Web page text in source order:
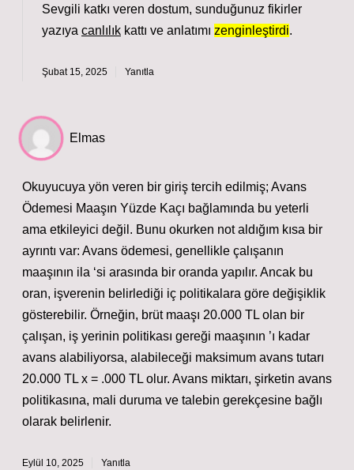
Sevgili katkı veren dostum, sunduğunuz fikirler
yazıya canlılık kattı ve anlatımı zenginleştirdi.
Şubat 15, 2025 Yanıtla
Elmas
Okuyucuya yön veren bir giriş tercih edilmiş; Avans
Ödemesi Maaşın Yüzde Kaçı bağlamında bu yeterli
ama etkileyici değil. Bunu okurken not aldığım kısa bir
ayrıntı var: Avans ödemesi, genellikle çalışanın
maaşının ila ‘si arasında bir oranda yapılır. Ancak bu
oran, işverenin belirlediği iç politikalara göre değişiklik
gösterebilir. Örneğin, brüt maaşı 20.000 TL olan bir
çalışan, iş yerinin politikası gereği maaşının ’ı kadar
avans alabiliyorsa, alabileceği maksimum avans tutarı
20.000 TL x = .000 TL olur. Avans miktarı, şirketin avans
politikasına, mali duruma ve talebin gerekçesine bağlı
olarak belirlenir.
Eylül 10, 2025 Yanıtla